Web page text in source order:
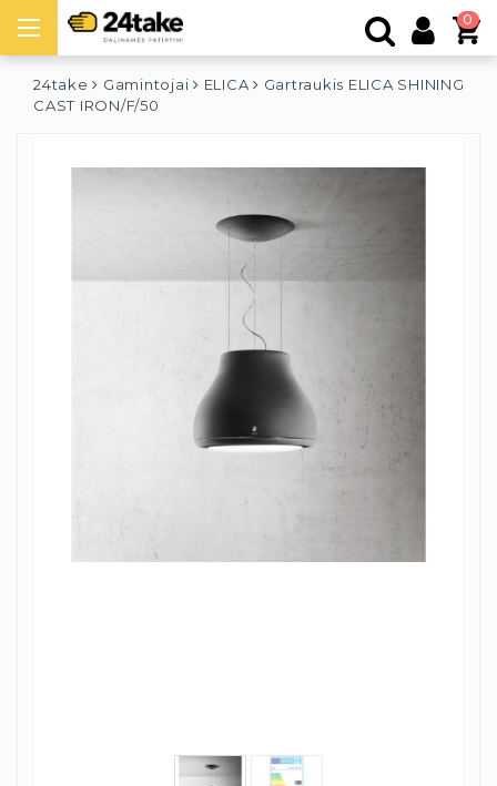
0
24take Gamintojai ELICA
Gartraukis ELICA SHINING
CAST IRON/F/50